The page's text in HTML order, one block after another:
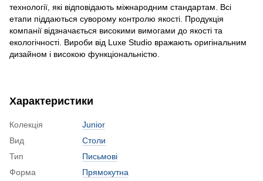
технології, які відповідають міжнародним стандартам. Всі
етапи піддаються суворому контролю якості. Продукція
компанії відзначається високими вимогами до якості та
екологічності. Вироби від Luxe Studio вражають оригінальним
дизайном і високою функціональністю.
Характеристики
Колекція
Junior
Вид
Столи
Тип
Письмові
Форма
Прямокутна